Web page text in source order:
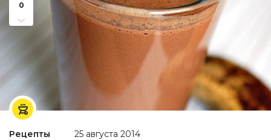
0
Рецепты 25 августа 2014